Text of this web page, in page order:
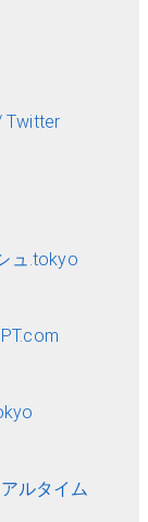
Twitter
ュ.tokyo
ルタイム